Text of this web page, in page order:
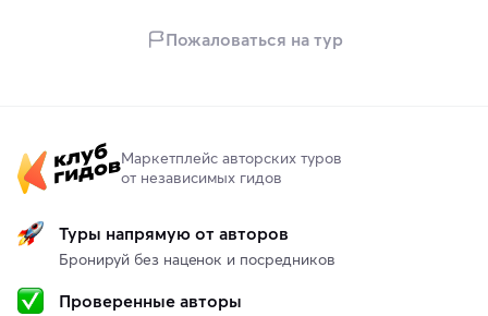
Пожаловаться на тур
Маркетплейс авторских туров
от независимых гидов
Туры напрямую от авторов
Бронируй без наценок и посредников
Проверенные авторы